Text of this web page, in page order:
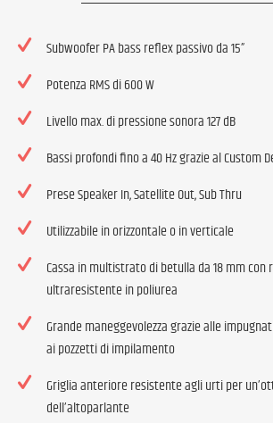
Subwoofer PA bass reflex passivo da 15”
Potenza RMS di 600 W
Livello max. di pressione sonora 127 dB
Bassi profondi fino a 40 Hz grazie al Custom
Prese Speaker In, Satellite Out, Sub Thru
Utilizzabile in orizzontale o in verticale
Cassa in multistrato di betulla da 18 mm
ultraresistente in poliurea
Grande maneggevolezza grazie alle
ai pozzetti di impilamento
Griglia anteriore resistente agli urti per
dell’altoparlante